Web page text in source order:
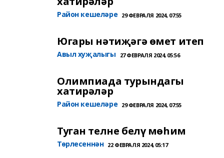
Район кешеләре 29 ФЕВРАЛЯ 2024, 07:55
Югары нәтиҗәгә өмет итеп
Авыл хуҗалыгы 27 ФЕВРАЛЯ 2024, 05:56
Олимпиада турындагы
хатирәләр
Район кешеләре 29 ФЕВРАЛЯ 2024, 07:55
Туган телне белү мөһим
Төрлесеннән 22 ФЕВРАЛЯ 2024, 05:17